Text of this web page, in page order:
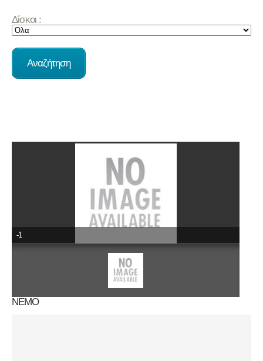
Δίσκοι :
-1
NEMO